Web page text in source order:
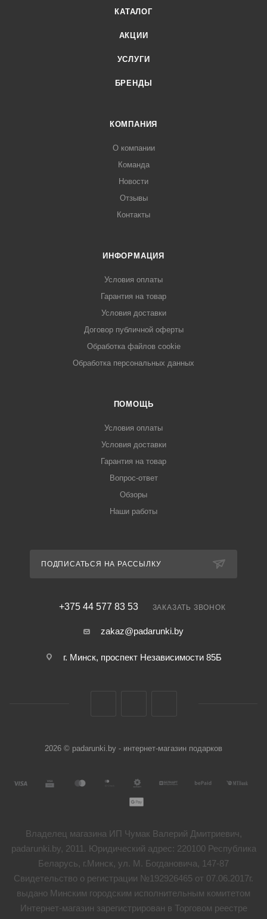
КАТАЛОГ
АКЦИИ
УСЛУГИ
БРЕНДЫ
КОМПАНИЯ
О компании
Команда
Новости
Отзывы
Контакты
ИНФОРМАЦИЯ
Условия оплаты
Гарантия на товар
Условия доставки
Договор публичной оферты
Обработка файлов cookie
Обработка персональных данных
ПОМОЩЬ
Условия оплаты
Условия доставки
Гарантия на товар
Вопрос-ответ
Обзоры
Наши работы
ПОДПИСАТЬСЯ НА РАССЫЛКУ
+375 44 577 83 53 ЗАКАЗАТЬ ЗВОНОК
zakaz@padarunki.by
г. Минск, проспект Независимости 85Б
2026 © padarunki.by - интернет-магазин подарков
Владелец магазина ИП Чумак Валерий Дмитриевич,
padarunki.by, 2011. Юридический адрес: 220100 Республика
Беларусь, г.Минск, ул. М. Богдановича, 147-87
Свидетельство о регистрации №192926465 от 07.06.2017г.
выдано Минским городским исполнительным комитетом
Интернет-магазин зарегистрирован в Торговом реестре